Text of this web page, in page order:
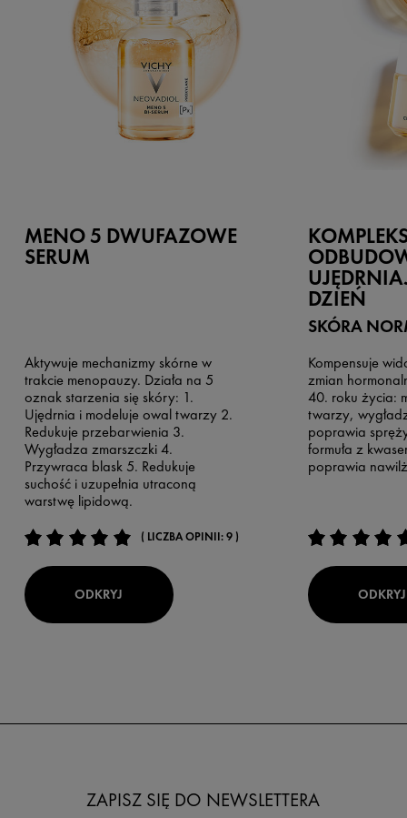
MENO 5 DWUFAZOWE
SERUM
Aktywuje mechanizmy skórne w
trakcie menopauzy. Działa na 5
oznak starzenia się skóry: 1.
Ujędrnia i modeluje owal twarzy 2.
Redukuje przebarwienia 3.
Wygładza zmarszczki 4.
Przywraca blask 5. Redukuje
suchość i uzupełnia utraconą
warstwę lipidową.
( LICZBA OPINII: 9 )
ODKRYJ
DZIEŃ
SKÓRA
Kompensuje
zmian
40. roku życia:
twarzy,
poprawia
formuła z
poprawia
ODKRYJ
ZAPISZ SIĘ DO NEWSLETTERA